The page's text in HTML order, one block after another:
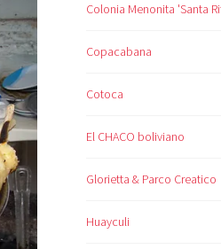
Colonia Menonita 'Santa
Copacabana
Cotoca
El CHACO boliviano
Glorietta & Parco Creatico
Huayculi